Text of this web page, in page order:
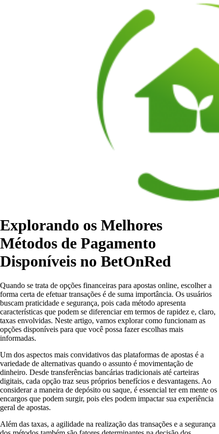
Explorando os Melhores
Métodos de Pagamento
Disponíveis no BetOnRed
Quando se trata de opções financeiras para apostas online, escolher a
forma certa de efetuar transações é de suma importância. Os usuários
buscam praticidade e segurança, pois cada método apresenta
características que podem se diferenciar em termos de rapidez e, claro,
taxas envolvidas. Neste artigo, vamos explorar como funcionam as
opções disponíveis para que você possa fazer escolhas mais
informadas.
Um dos aspectos mais convidativos das plataformas de apostas é a
variedade de alternativas quando o assunto é movimentação de
dinheiro. Desde transferências bancárias tradicionais até carteiras
digitais, cada opção traz seus próprios benefícios e desvantagens. Ao
considerar a maneira de depósito ou saque, é essencial ter em mente os
encargos que podem surgir, pois eles podem impactar sua experiência
geral de apostas.
Além das taxas, a agilidade na realização das transações e a segurança